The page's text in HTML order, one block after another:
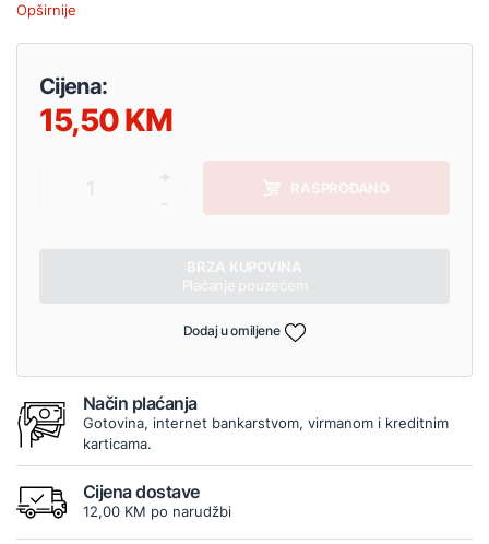
Opširnije
Cijena:
15,50
RASPRODANO
Dodaj u omiljene
Način plaćanja
Gotovina, internet bankarstvom, virmanom i kreditnim
karticama.
Cijena dostave
12,00 KM po narudžbi